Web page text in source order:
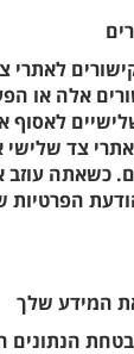
לאתרי
אלה או
לאסוף
צד שלישי
כשאתה עוזב
הנתונים